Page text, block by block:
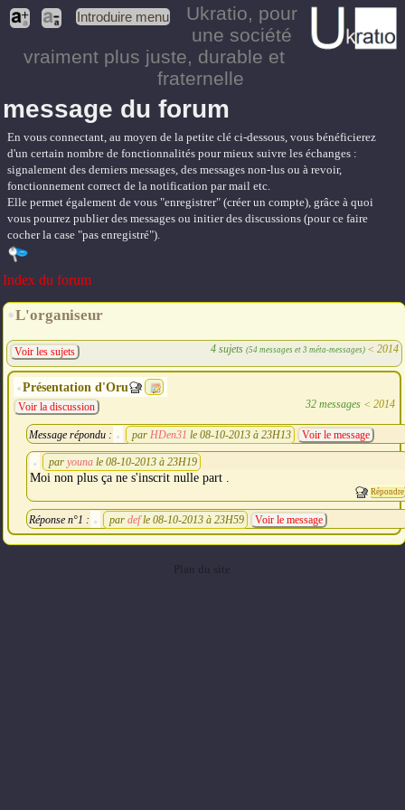
Introduire menu Ukratio, pour
une société
vraiment plus juste, durable et
fraternelle
message du forum
En vous connectant, au moyen de la petite clé ci-dessous, vous bénéficierez
d'un certain nombre de fonctionnalités pour mieux suivre les échanges :
signalement des derniers messages, des messages non-lus ou à revoir,
fonctionnement correct de la notification par mail etc.
Elle permet également de vous "enregistrer" (créer un compte), grâce à quoi
vous pourrez publier des messages ou initier des discussions (pour ce faire
cocher la case "pas enregistré").
Index du forum
L'organiseur
4 sujets (54 messages et 3 méta-messages) < 2014
Voir les sujets
Présentation d'Oru
32 messages< 2014
Voir la discussion
Message répondu : par HDen31 le 08-10-2013 à 23H13 Voir le message
par youna le 08-10-2013 à 23H19
Moi non plus ça ne s'inscrit nulle part .
Répondre
Réponse n°1 : par def le 08-10-2013 à 23H59 Voir le message
Plan du site